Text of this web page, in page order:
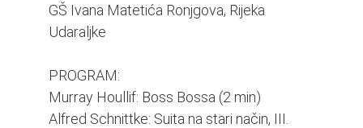
GŠ Ivana Matetića Ronjgova, Rijeka
Udaraljke
PROGRAM:
Murray Houllif: Boss Bossa (2 min)
Alfred Schnittke: Suita na stari način, III.